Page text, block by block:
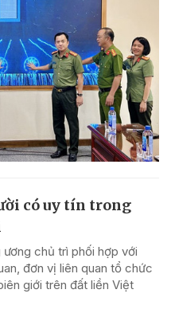
có uy tín trong
chủ trì phối hợp với
đơn vị liên quan tổ chức
giới trên đất liền Việt